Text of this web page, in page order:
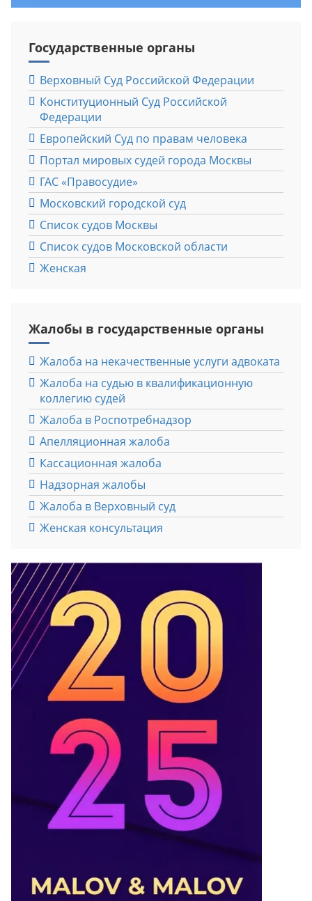
Государственные органы
Верховный Cуд Российской Федерации
Конституционный Cуд Российской
Федерации
Европейский Cуд по правам человека
Портал мировых судей города Москвы
ГАС «Правосудие»
Московский городской суд
Список судов Москвы
Список судов Московской области
Женская ​
Жалобы в государственные органы
Жалоба на некачественные услуги адвоката
Жалоба на судью в квалификационную
коллегию судей
Жалоба в Роспотребнадзор
Апелляционная жалоба
Кассационная жалоба
Надзорная жалобы
Жалоба в Верховный суд
Женская консультация